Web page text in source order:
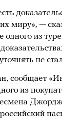
миру», —
одного из
не
сообщает
из